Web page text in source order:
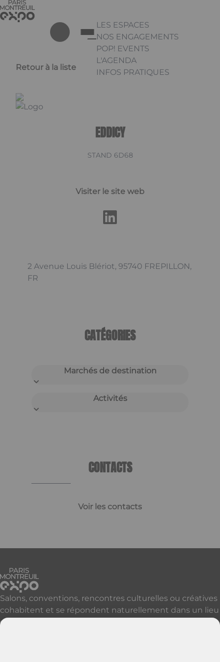
Aller au contenu principal
LES ESPACES
NOS ENGAGEMENTS
POP! EVENTS
L'AGENDA
INFOS PRATIQUES
Retour à la liste
EDDICY
STAND 6D68
Visiter le site web
2 Avenue Louis Blériot, 95740 FREPILLON,
FR
CATÉGORIES
Marchés de destination
Activités
CONTACTS
Voir les contacts
Salons, conventions, rencontres culturelles ou créatives
cohabitent et se répondent naturellement dans un lieu
qui accueille, réveille et révèle vos événements à Paris
Panneau de gestion des cookies